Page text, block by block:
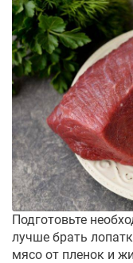
Подготовьте
лучше брать
мясо от пленок и